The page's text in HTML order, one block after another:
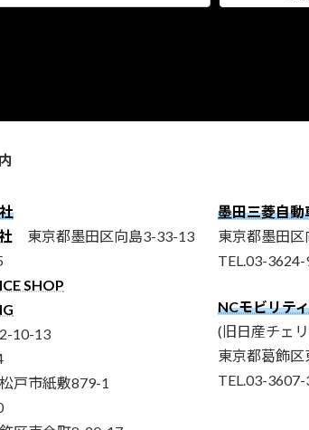
東京都墨田区向島3-33-13
SHOP
10-13
戸市紙敷879-1
墨田三菱自
東京都墨田
TEL.03-3624-
NCモビリテ
(旧日産チェ
東京都葛飾
TEL.03-3607-